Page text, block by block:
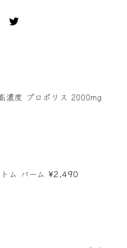
濃度 プロポリス 2000mg
ム バーム ¥2,490